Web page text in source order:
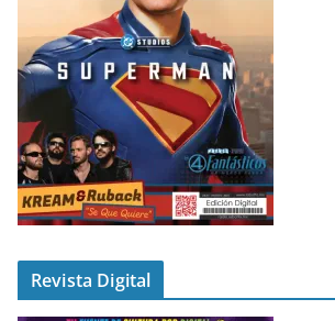
Revista Digital